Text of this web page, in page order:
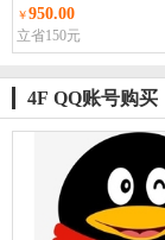
￥950.00
立省150元
4F QQ账号购买